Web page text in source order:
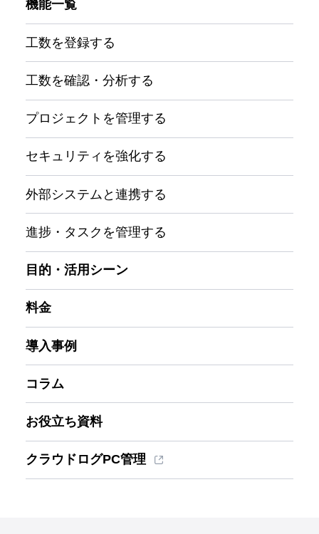
機能一覧
工数を登録する
工数を確認・分析する
プロジェクトを管理する
セキュリティを強化する
外部システムと連携する
進捗・タスクを管理する
目的・活用シーン
料金
導入事例
コラム
お役立ち資料
クラウドログPC管理